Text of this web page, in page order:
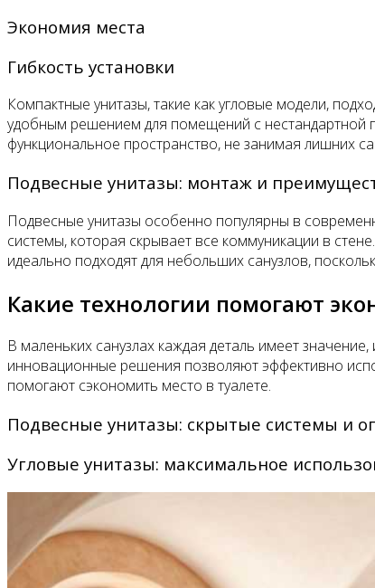
Экономия места
Гибкость установки
Компактные унитазы, такие как угловые модели,
удобным решением для помещений с нестандартной
функциональное пространство, не занимая лишних
Подвесные унитазы: монтаж и
Подвесные унитазы особенно популярны в
системы, которая скрывает все коммуникации в
идеально подходят для небольших санузлов,
Какие технологии помогают
В маленьких санузлах каждая деталь имеет
инновационные решения позволяют эффективно
помогают сэкономить место в туалете.
Подвесные унитазы: скрытые системы и
Угловые унитазы: максимальное